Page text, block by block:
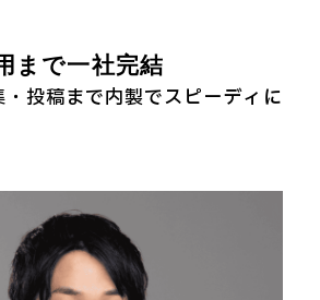
まで一社完結
投稿まで内製でスピーディに